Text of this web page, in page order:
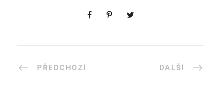
PŘEDCHOZÍ DALŠÍ